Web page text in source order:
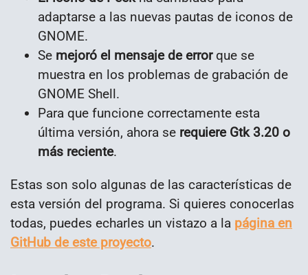
adaptarse a las nuevas pautas de iconos de
GNOME.
Se mejoró el mensaje de errorque se
muestra en los problemas de grabación de
GNOME Shell.
Para que funcione correctamente esta
última versión, ahora se requiere Gtk 3.20 o
más reciente.
Estas son solo algunas de las características de
esta versión del programa. Si quieres conocerlas
todas, puedes echarles un vistazo a la página en
GitHub de este proyecto.